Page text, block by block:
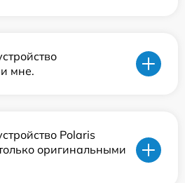
мне.
Polaris
оригинальными